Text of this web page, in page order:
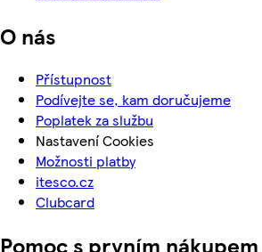
O nás
Přístupnost
Podívejte se, kam doručujeme
Poplatek za službu
Nastavení Cookies
Možnosti platby
itesco.cz
Clubcard
Pomoc s prvním nákupem